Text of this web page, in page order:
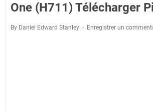
One (H711) Télécharger
By Daniel Edward Stanley Enregistrer un